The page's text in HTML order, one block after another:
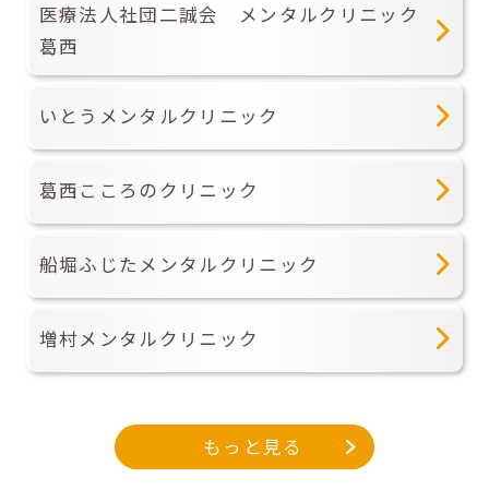
医療法人社団二誠会 メンタルクリニック
葛西
いとうメンタルクリニック
葛西こころのクリニック
船堀ふじたメンタルクリニック
増村メンタルクリニック
もっと見る